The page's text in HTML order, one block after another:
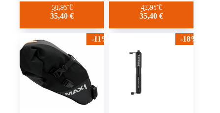
50,95€
35,40€
47,91€
35,40€
-11% -18%